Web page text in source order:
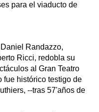
para el viaducto de
Randazzo,
Ricci, redobla su
al Gran Teatro
fue histórico testigo de
--tras 57'años de